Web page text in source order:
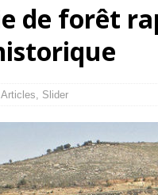
Les Israéliens effacent les
Alors que Trump annonce
tueries [ 4 août 2026 ]
Gaza : les Israéliens
de forêt
Articles, Slider